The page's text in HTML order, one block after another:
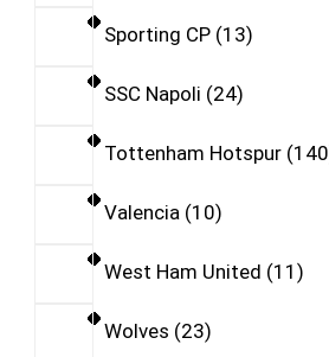
Sporting CP 13
SSC Napoli 24
Tottenham Hotspur 140
Valencia 10
West Ham United 11
Wolves 23